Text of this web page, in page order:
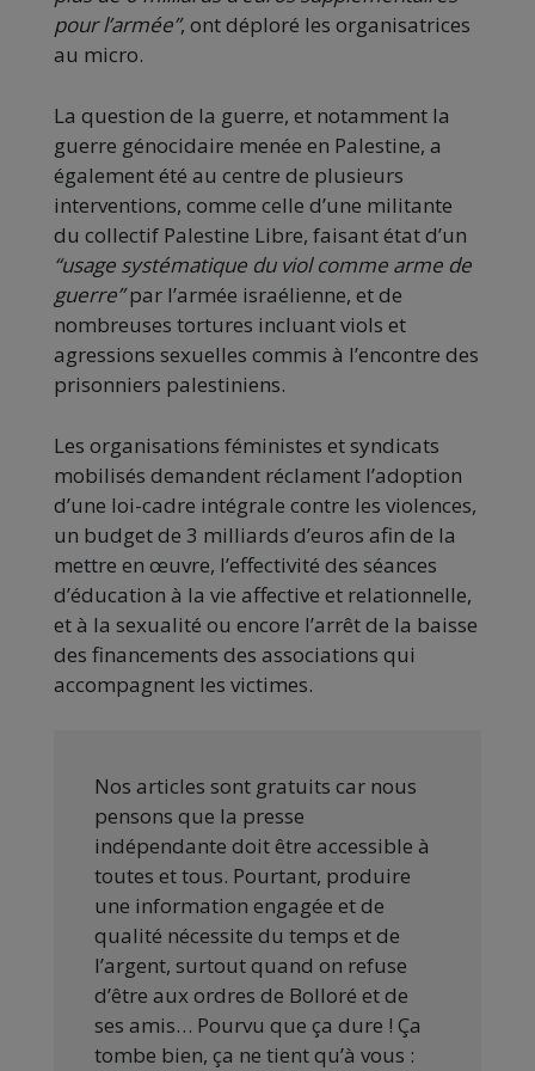
pour l’armée”, ont déploré les organisatrices
au micro.
La question de la guerre, et notamment la
guerre génocidaire menée en Palestine, a
également été au centre de plusieurs
interventions, comme celle d’une militante
du collectif Palestine Libre, faisant état d’un
“usage systématique du viol comme arme de
guerre”par l’armée israélienne, et de
nombreuses tortures incluant viols et
agressions sexuelles commis à l’encontre des
prisonniers palestiniens.
Les organisations féministes et syndicats
mobilisés demandent réclament l’adoption
d’une loi-cadre intégrale contre les violences,
un budget de 3 milliards d’euros afin de la
mettre en œuvre, l’effectivité des séances
d’éducation à la vie affective et relationnelle,
et à la sexualité ou encore l’arrêt de la baisse
des financements des associations qui
accompagnent les victimes.
Nos articles sont gratuits car nous
pensons que la presse
indépendante doit être accessible à
toutes et tous. Pourtant, produire
une information engagée et de
qualité nécessite du temps et de
l’argent, surtout quand on refuse
d’être aux ordres de Bolloré et de
ses amis… Pourvu que ça dure ! Ça
tombe bien, ça ne tient qu’à vous :